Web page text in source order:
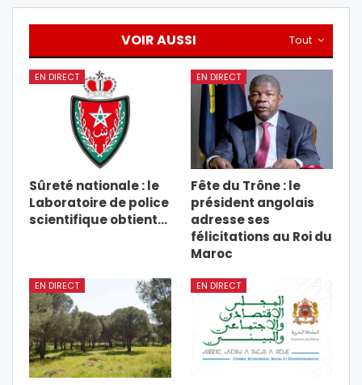
Tout
VOIR AUSSI
EN DIRECT
Sûreté nationale : le
Laboratoire de police
scientifique obtient…
EN DIRECT
Fête du Trône : le
président angolais
adresse ses
félicitations au Roi du
Maroc
EN DIRECT EN DIRECT